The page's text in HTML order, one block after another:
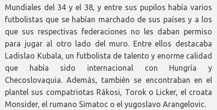
Mundiales del 34 y el 38, y entre sus pupilos había varios
futbolistas que se habían marchado de sus países y a los
que sus respectivas federaciones no les daban permiso
para jugar al otro lado del muro. Entre ellos destacaba
Ladislao Kubala, un futbolista de talento y enorme calidad
que había sido internacional con Hungría y
Checoslovaquia. Además, también se encontraban en el
plantel sus compatriotas Rákosi, Torok o Licker, el croata
Monsider, el rumano Simatoc o el yugoslavo Arangelovic.